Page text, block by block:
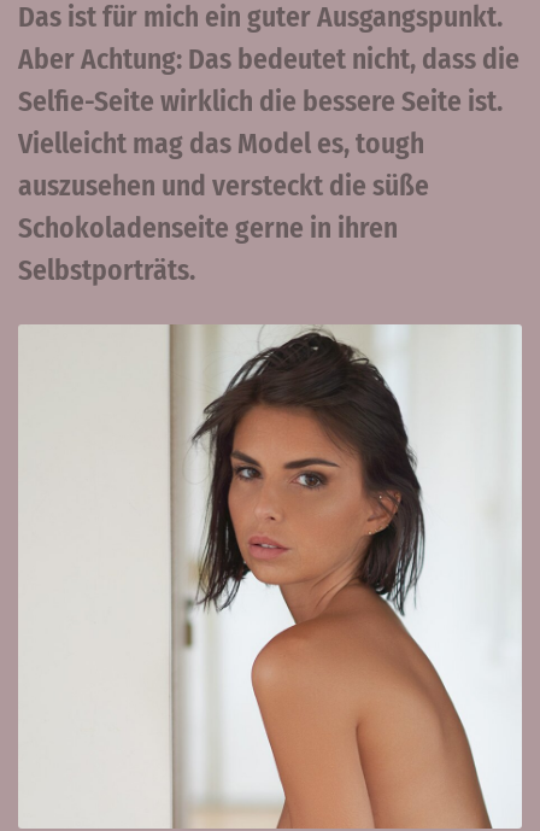
Das ist für mich ein guter Ausgangspunkt.
Aber Achtung: Das bedeutet nicht, dass die
Selfie-Seite wirklich die bessere Seite ist.
Vielleicht mag das Model es, tough
auszusehen und versteckt die süße
Schokoladenseite gerne in ihren
Selbstporträts.